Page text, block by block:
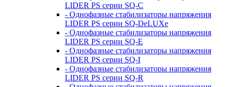
LIDER PS серии SQ-C
- Однофазные стабилизаторы напряжения
LIDER PS серии SQ-DeLUXe
- Однофазные стабилизаторы напряжения
LIDER PS серии SQ-E
- Однофазные стабилизаторы напряжения
LIDER PS серии SQ-I
- Однофазные стабилизаторы напряжения
LIDER PS серии SQ-R